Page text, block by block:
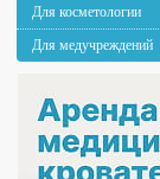
Для косметологии
Для медучреждений